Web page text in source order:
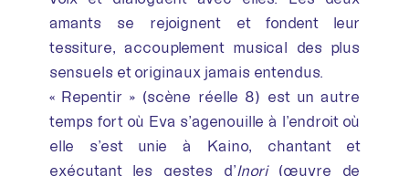
amants se rejoignent et fondent leur
tessiture, accouplement musical des plus
sensuels et originaux jamais entendus.
« Repentir » (scène réelle 8) est un autre
temps fort où Eva s’agenouille à l’endroit où
elle s’est unie à Kaino, chantant et
exécutant les gestes d’Inori(œuvre de